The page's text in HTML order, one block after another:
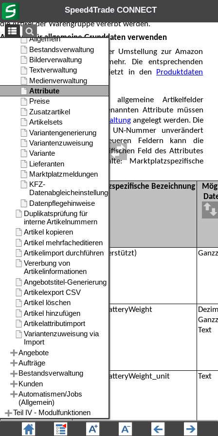
Speed4Trade CONNECT
Mehrfacheditieren für viele Artikel gleichzeitig erfolgen.
Über die Warengruppen können sie auch grundsätzlich an
die Artikel der Warengruppe vererbt werden.
Attribute für allgemeine Grunddaten verwenden
Diese Liste gilt ab der Umstellung zur Amazon
Listings API nicht mehr. Die entsprechenden
Felder sind in den jetzt in den
Produktdaten
enthalten.
Über die Attribute können allgemeine Artikelfelder
abgebildet werden. Die hier genannten Attribute müssen
bei Bedarf über die
Attributverwaltungangelegt werden. Die
Attributbezeichnung muss bei UN-Nummer unverändert
übernommen werden. Bei neueren Feldern kann die
Bezeichnung im marktplatzspezifischen Feld des Attributes
hinterlegt werden (Siehe Spalte: Marktplatzspezifische
Bezeichnung).
Attributbezeichnung
Marktplatzspezifische Bezeichnung
UN-Nummer (Nicht unterstützt)
Beliebig amazon_BatteryWeight
Text
Beliebig amazon_BatteryWeight_unit Text